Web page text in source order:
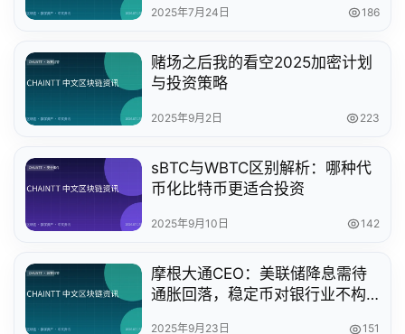
2025年7月24日 186
赌场之后我的看空2025加密计划
与投资策略
2025年9月2日 223
sBTC与WBTC区别解析：哪种代
币化比特币更适合投资
2025年9月10日 142
摩根大通CEO：美联储降息需待
通胀回落，稳定币对银行业不构
2025年9月23日 151